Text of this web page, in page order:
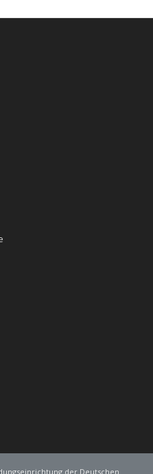
der Deutschen